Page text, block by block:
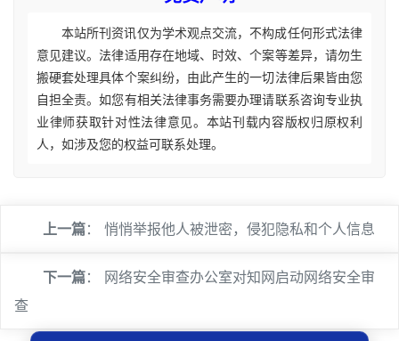
本站所刊资讯仅为学术观点交流，不构成任何形式法律
意见建议。法律适用存在地域、时效、个案等差异，请勿生
搬硬套处理具体个案纠纷，由此产生的一切法律后果皆由您
自担全责。如您有相关法律事务需要办理请联系咨询专业执
业律师获取针对性法律意见。本站刊载内容版权归原权利
人，如涉及您的权益可联系处理。
上一篇： 悄悄举报他人被泄密，侵犯隐私和个人信息
下一篇： 网络安全审查办公室对知网启动网络安全审
查